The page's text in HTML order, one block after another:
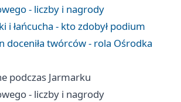
- liczby i nagrody
i łańcucha - kto zdobył podium
doceniła twórców - rola Ośrodka
podczas Jarmarku
- liczby i nagrody